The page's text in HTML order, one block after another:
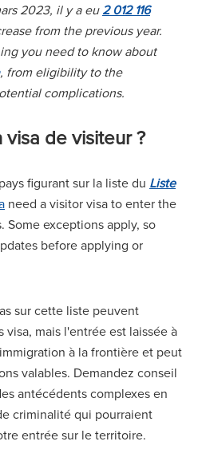
2023, il y a eu2 012 116
from the previous year.
you need to know about
, from eligibility to the
complications.
de visiteur ?
figurant sur la liste du Liste
need a visitor visa to enter the
exceptions apply, so
before applying or
sur cette liste peuvent
mais l'entrée est laissée à
à la frontière et peut
valables. Demandez conseil
antécédents complexes en
criminalité qui pourraient
entrée sur le territoire.